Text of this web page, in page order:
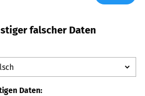
falscher Daten
Daten: